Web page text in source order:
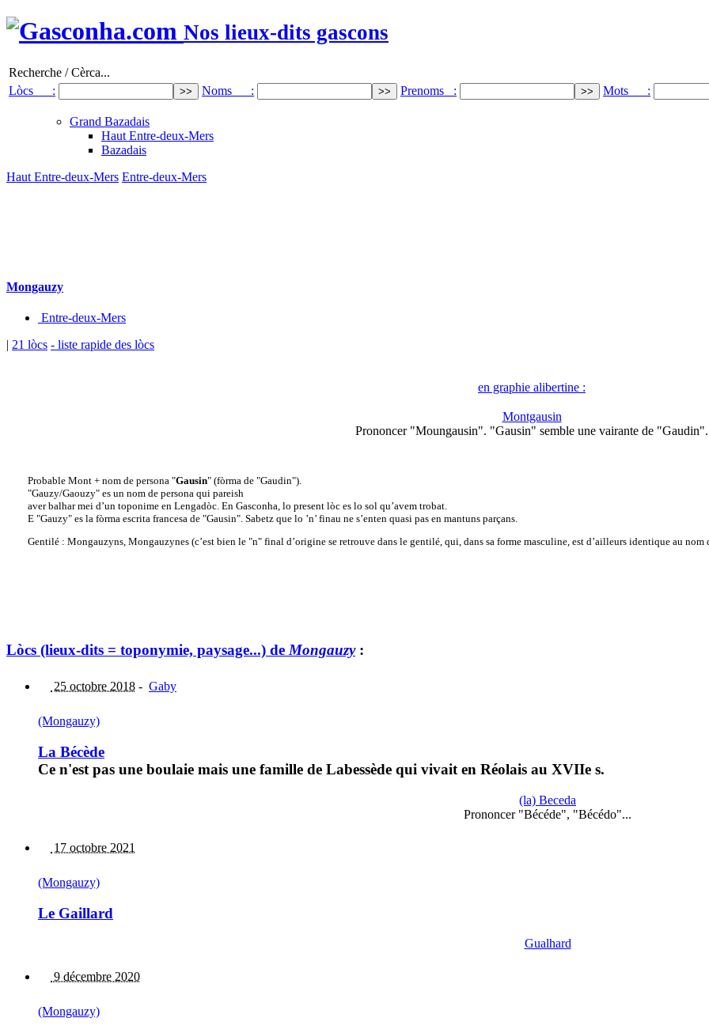
Nos lieux-dits gascons
Recherche / Cèrca...
Lòcs :
Noms : Prenoms : Mots :
Grand Bazadais
Haut Entre-deux-Mers
Bazadais
Haut Entre-deux-Mers Entre-deux-Mers
Mongauzy
Entre-deux-Mers
| 21 lòcs - liste rapide des lòcs
en graphie alibertine :
Montgausin
Prononcer "Moungausin". "Gausin" semble une vairante de "Gaudin".
Probable Mont + nom de persona "Gausin" (fòrma de "Gaudin").
"Gauzy/Gaouzy" es un nom de persona qui pareish
aver balhar mei d’un toponime en Lengadòc. En Gasconha, lo present lòc es lo sol qu’avem trobat.
E "Gauzy" es la fòrma escrita francesa de "Gausin". Sabetz que lo ’n’ finau ne s’enten quasi pas en mantuns parçans.
Gentilé : Mongauzyns, Mongauzynes (c’est bien le "n" final d’origine se retrouve dans le gentilé, qui, dans sa forme masculine, est d’ailleurs identique au
Lòcs (lieux-dits = toponymie, paysage...) de Mongauzy:
25 octobre 2018 - Gaby
(Mongauzy)
La Bécède
Ce n'est pas une boulaie mais une famille de Labessède qui vivait en Réolais au XVIIe s.
(la) Beceda
Prononcer "Bécéde", "Bécédo"...
17 octobre 2021
(Mongauzy)
Le Gaillard
Gualhard
9 décembre 2020
(Mongauzy)